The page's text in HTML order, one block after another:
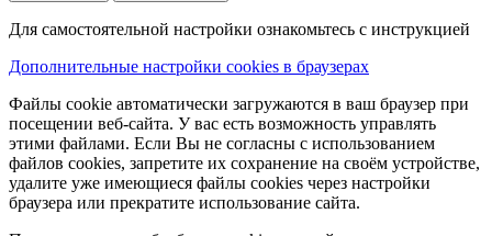
Для самостоятельной настройки ознакомьтесь с инструкцией
Дополнительные настройки cookies в браузерах
Файлы cookie автоматически загружаются в ваш браузер при
посещении веб-сайта. У вас есть возможность управлять
этими файлами. Если Вы не согласны с использованием
файлов cookies, запретите их сохранение на своём устройстве,
удалите уже имеющиеся файлы cookies через настройки
браузера или прекратите использование сайта.